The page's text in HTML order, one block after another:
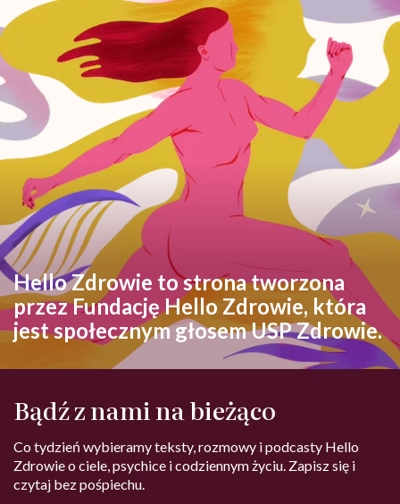
Hello Zdrowie to strona tworzona
przez Fundację Hello Zdrowie, która
jest społecznym głosem USP Zdrowie.
Bądź z nami na bieżąco
Co tydzień wybieramy teksty, rozmowy i podcasty Hello
Zdrowie o ciele, psychice i codziennym życiu. Zapisz się i
czytaj bez pośpiechu.